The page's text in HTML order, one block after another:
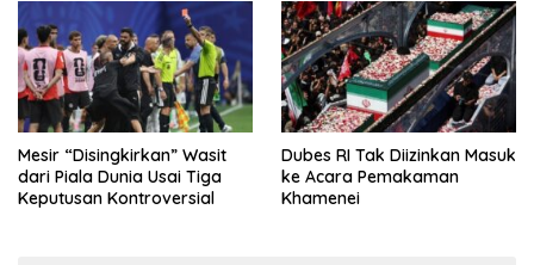
Mesir “Disingkirkan” Wasit
dari Piala Dunia Usai Tiga
Keputusan Kontroversial
Dubes RI Tak Diizinkan Masuk
ke Acara Pemakaman
Khamenei